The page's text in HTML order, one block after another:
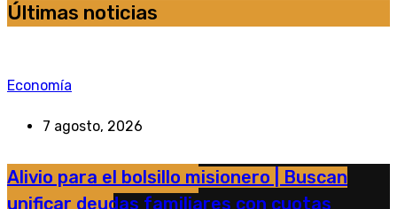
Últimas noticias
Economía
7 agosto, 2026
Alivio para el bolsillo misionero | Buscan
unificar deudas familiares con cuotas